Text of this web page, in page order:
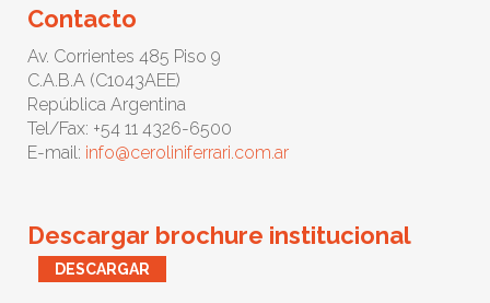
Contacto
Av. Corrientes 485 Piso 9
C.A.B.A (C1043AEE)
República Argentina
Tel/Fax: +54 11 4326-6500
E-mail: info@ceroliniferrari.com.ar
Descargar brochure institucional
DESCARGAR